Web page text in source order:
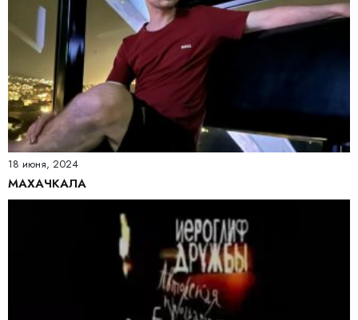
18 июня, 2024
МАХАЧКАЛА